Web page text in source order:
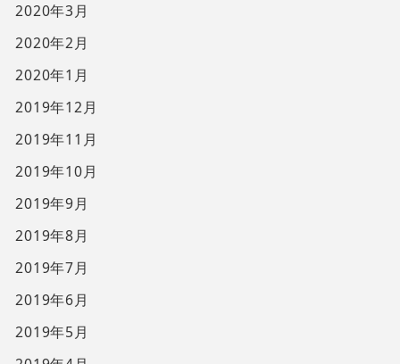
2020年3月
2020年2月
2020年1月
2019年12月
2019年11月
2019年10月
2019年9月
2019年8月
2019年7月
2019年6月
2019年5月